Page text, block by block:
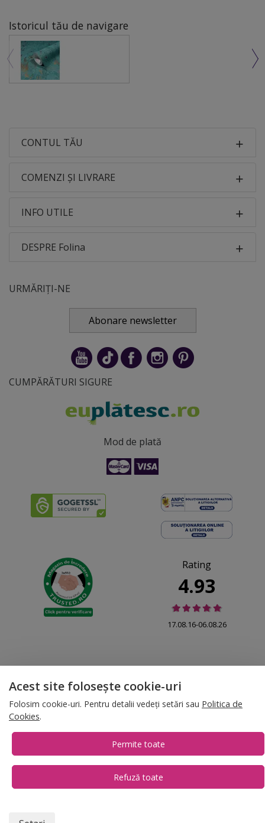
Istoricul tău de navigare
CONTUL TĂU
COMENZI ȘI LIVRARE
INFO UTILE
DESPRE Folina
URMĂRIȚI-NE
Abonare newsletter
CUMPĂRĂTURI SIGURE
Mod de plată
Rating
4.93
17.08.16-06.08.26
© 2026 Folina.ro | All Rights Reserved. Folina.ro | Designed by Artvertising
• Termene și condiții•Gestionează preferințe cookies
Acest site folosește cookie-uri
Folosim cookie-uri. Pentru detalii vedeți setări sau Politica de
Cookies.
Permite toate
Refuză toate